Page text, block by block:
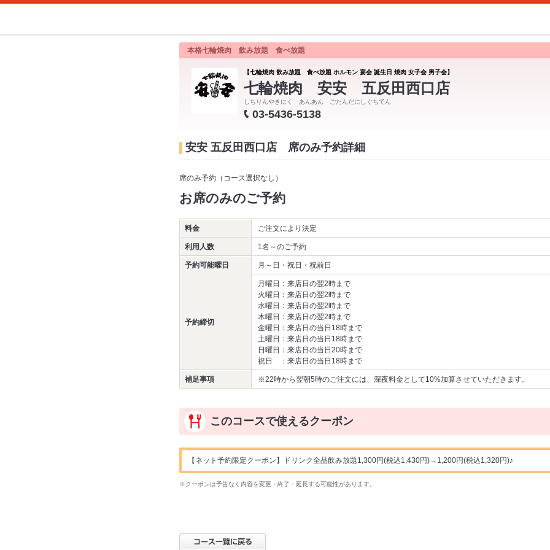
本格七輪焼肉 飲み放題 食べ放題
【七輪焼肉 飲み放題 食べ放題 ホルモン 宴会 誕生日 焼肉 女子会 男子会】
七輪焼肉 安安 五反田西口店
しちりんやきにく あんあん ごたんだにしぐちてん
03-5436-5138
安安 五反田西口店 席のみ予約詳細
席のみ予約（コース選択なし）
お席のみのご予約
料金 ご注文により決定
利用人数 1名～のご予約
予約可能曜日 月～日・祝日・祝前日
予約締切
月曜日：来店日の翌2時まで
火曜日：来店日の翌2時まで
水曜日：来店日の翌2時まで
木曜日：来店日の翌2時まで
金曜日：来店日の当日18時まで
土曜日：来店日の当日18時まで
日曜日：来店日の当日20時まで
祝日 ：来店日の当日18時まで
補足事項 ※22時から翌朝5時のご注文には、深夜料金として10%加算させていただきます。
このコースで使えるクーポン
【ネット予約限定クーポン】ドリンク全品飲み放題1,300円(税込1,430円)→1,200円(税込1,320円)♪
※クーポンは予告なく内容を変更・終了・延長する可能性があります。